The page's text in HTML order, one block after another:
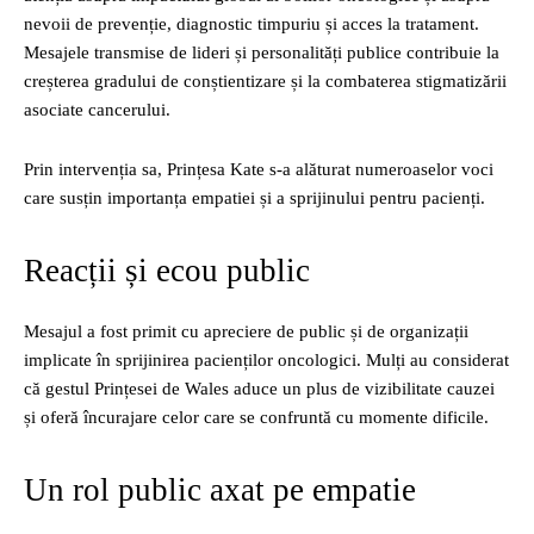
nevoii de prevenție, diagnostic timpuriu și acces la tratament.
Mesajele transmise de lideri și personalități publice contribuie la
creșterea gradului de conștientizare și la combaterea stigmatizării
asociate cancerului.
Prin intervenția sa, Prințesa Kate s-a alăturat numeroaselor voci
care susțin importanța empatiei și a sprijinului pentru pacienți.
Reacții și ecou public
Mesajul a fost primit cu apreciere de public și de organizații
implicate în sprijinirea pacienților oncologici. Mulți au considerat
că gestul Prințesei de Wales aduce un plus de vizibilitate cauzei
și oferă încurajare celor care se confruntă cu momente dificile.
Un rol public axat pe empatie